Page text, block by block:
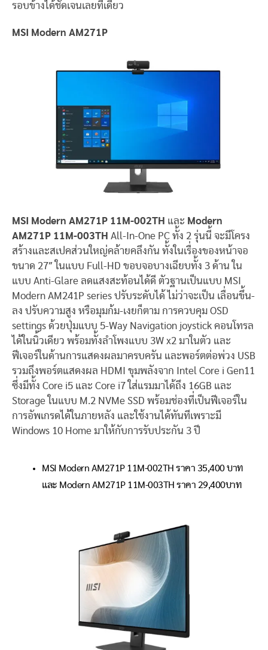
รอบข้างได้ชัดเจนเลยทีเดียว
MSI Modern AM271P
MSI Modern AM271P 11M-002TH และ Modern
AM271P 11M-003TH All-In-One PC ทั้ง 2 รุ่นนี้ จะมีโครง
สร้างและสเปคส่วนใหญ่คล้ายคลึงกัน ทั้งในเรื่องของหน้าจอ
ขนาด 27″ ในแบบ Full-HD ขอบจอบางเฉียบทั้ง 3 ด้าน ใน
แบบ Anti-Glare ลดแสงสะท้อนได้ดี ตัวฐานเป็นแบบ MSI
Modern AM241P series ปรับระดับได้ ไม่ว่าจะเป็น เลื่อนขึ้น-
ลง ปรับความสูง หรือมุมก้ม-เงยก็ตาม การควบคุม OSD
settings ด้วยปุ่มแบบ 5-Way Navigation joystick คอนโทรล
ได้ในนิ้วเดียว พร้อมทั้งลำโพงแบบ 3W x2 มาในตัว และ
ฟีเจอร์ในด้านการแสดงผลมาครบครัน และพอร์ตต่อพ่วง USB
รวมถึงพอร์ตแสดงผล HDMI ขุมพลังจาก Intel Core i Gen11
ซึ่งมีทั้ง Core i5 และ Core i7 ใส่แรมมาได้ถึง 16GB และ
Storage ในแบบ M.2 NVMe SSD พร้อมช่องที่เป็นฟีเจอร์ใน
การอัพเกรดได้ในภายหลัง และใช้งานได้ทันทีเพราะมี
Windows 10 Home มาให้กับการรับประกัน 3 ปี
MSI Modern AM271P 11M-002TH ราคา 35,400 บาท
และ Modern AM271P 11M-003TH ราคา 29,400บาท